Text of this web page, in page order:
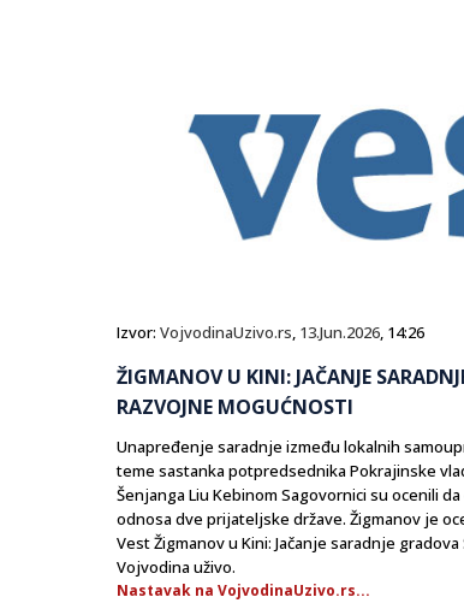
Izvor: VojvodinaUzivo.rs, 13.Jun.2026, 14:26
ŽIGMANOV U KINI: JAČANJE
RAZVOJNE MOGUĆNOSTI
Unapređenje saradnje između lokalnih
teme sastanka potpredsednika Pokrajinske
Šenjanga Liu Kebinom Sagovornici su ocenili
odnosa dve prijateljske države. Žigmanov je
Vest Žigmanov u Kini: Jačanje saradnje
Vojvodina uživo.
Nastavak na VojvodinaUzivo.rs...